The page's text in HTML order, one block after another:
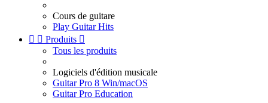
Cours de guitare
Play Guitar Hits
  Produits 
Tous les produits
Logiciels d'édition musicale
Guitar Pro 8 Win/macOS
Guitar Pro Education